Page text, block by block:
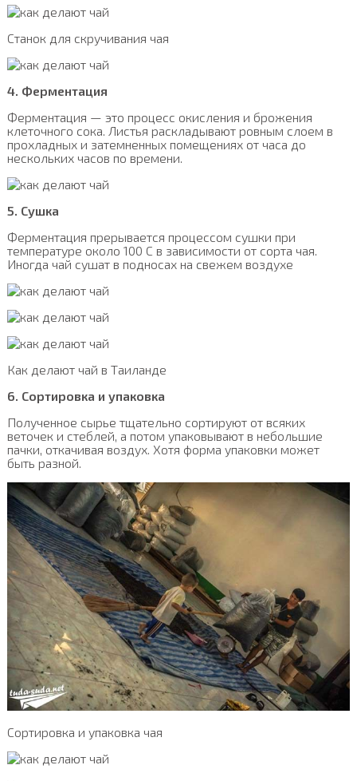
Станок для скручивания чая
4. Ферментация
Ферментация — это процесс окисления и брожения
клеточного сока. Листья раскладывают ровным слоем в
прохладных и затемненных помещениях от часа до
нескольких часов по времени.
5. Сушка
Ферментация прерывается процессом сушки при
температуре около 100 С в зависимости от сорта чая.
Иногда чай сушат в подносах на свежем воздухе
Как делают чай в Таиланде
6. Сортировка и упаковка
Полученное сырье тщательно сортируют от всяких
веточек и стеблей, а потом упаковывают в небольшие
пачки, откачивая воздух. Хотя форма упаковки может
быть разной.
Сортировка и упаковка чая